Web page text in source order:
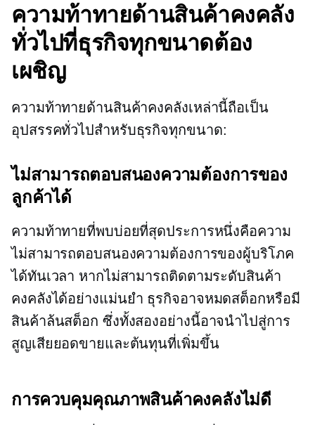
ความท้าทายด้านสินค้าคงคลัง
ทั่วไปที่ธุรกิจทุกขนาดต้อง
เผชิญ
ความท้าทายด้านสินค้าคงคลังเหล่านี้ถือเป็น
อุปสรรคทั่วไปสำหรับธุรกิจทุกขนาด:
ไม่สามารถตอบสนองความต้องการของ
ลูกค้าได้
ความท้าทายที่พบบ่อยที่สุดประการหนึ่งคือความ
ไม่สามารถตอบสนองความต้องการของผู้บริโภค
ได้ทันเวลา หากไม่สามารถติดตามระดับสินค้า
คงคลังได้อย่างแม่นยำ ธุรกิจอาจหมดสต็อกหรือมี
สินค้าล้นสต็อก ซึ่งทั้งสองอย่างนี้อาจนำไปสู่การ
สูญเสียยอดขายและต้นทุนที่เพิ่มขึ้น
การควบคุมคุณภาพสินค้าคงคลังไม่ดี